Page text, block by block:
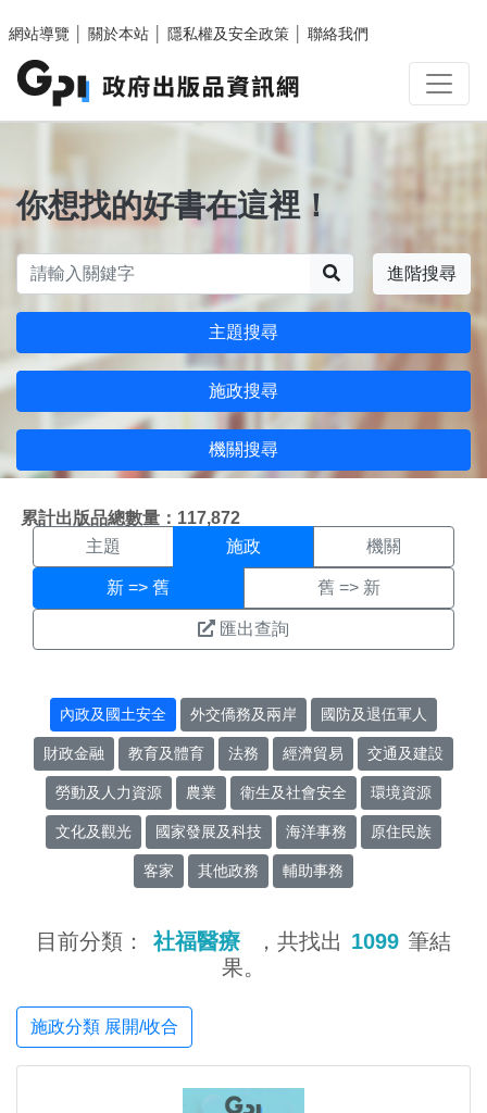
網站導覽
關於本站 隱私權及安全政策 聯絡我們
你想找的好書在這裡！
進階搜尋
主題搜尋
施政搜尋
機關搜尋
累計出版品總數量：117,872
施政搜尋結果頁面
主題 施政 機關
新 => 舊 舊 => 新
匯出查詢
內政及國土安全 外交僑務及兩岸 國防及退伍軍人
財政金融 教育及體育 法務 經濟貿易 交通及建設
勞動及人力資源 農業 衛生及社會安全 環境資源
文化及觀光 國家發展及科技 海洋事務 原住民族
客家 其他政務 輔助事務
目前分類： 社福醫療 ，共找出 1099 筆結
果。
施政分類 展開/收合